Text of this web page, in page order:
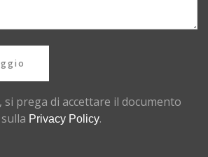
si prega di accettare il documento
sulla Privacy Policy.